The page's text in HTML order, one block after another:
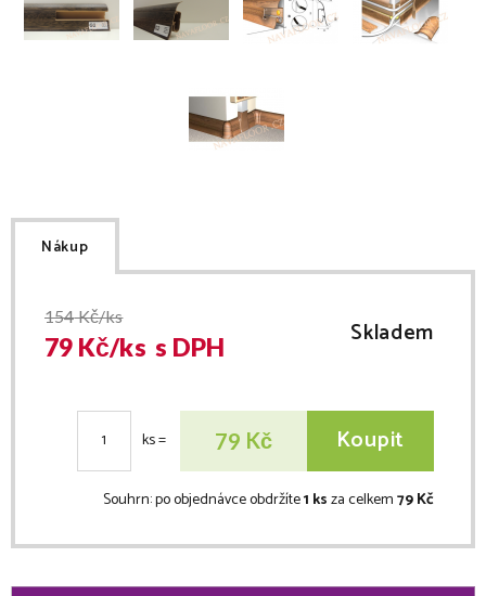
Nákup
154Kč/ks
79 Kč/ks s DPH Skladem
ks= 79 Kč Koupit
Souhrn:po objednávce obdržíte1 ksza celkem79 Kč